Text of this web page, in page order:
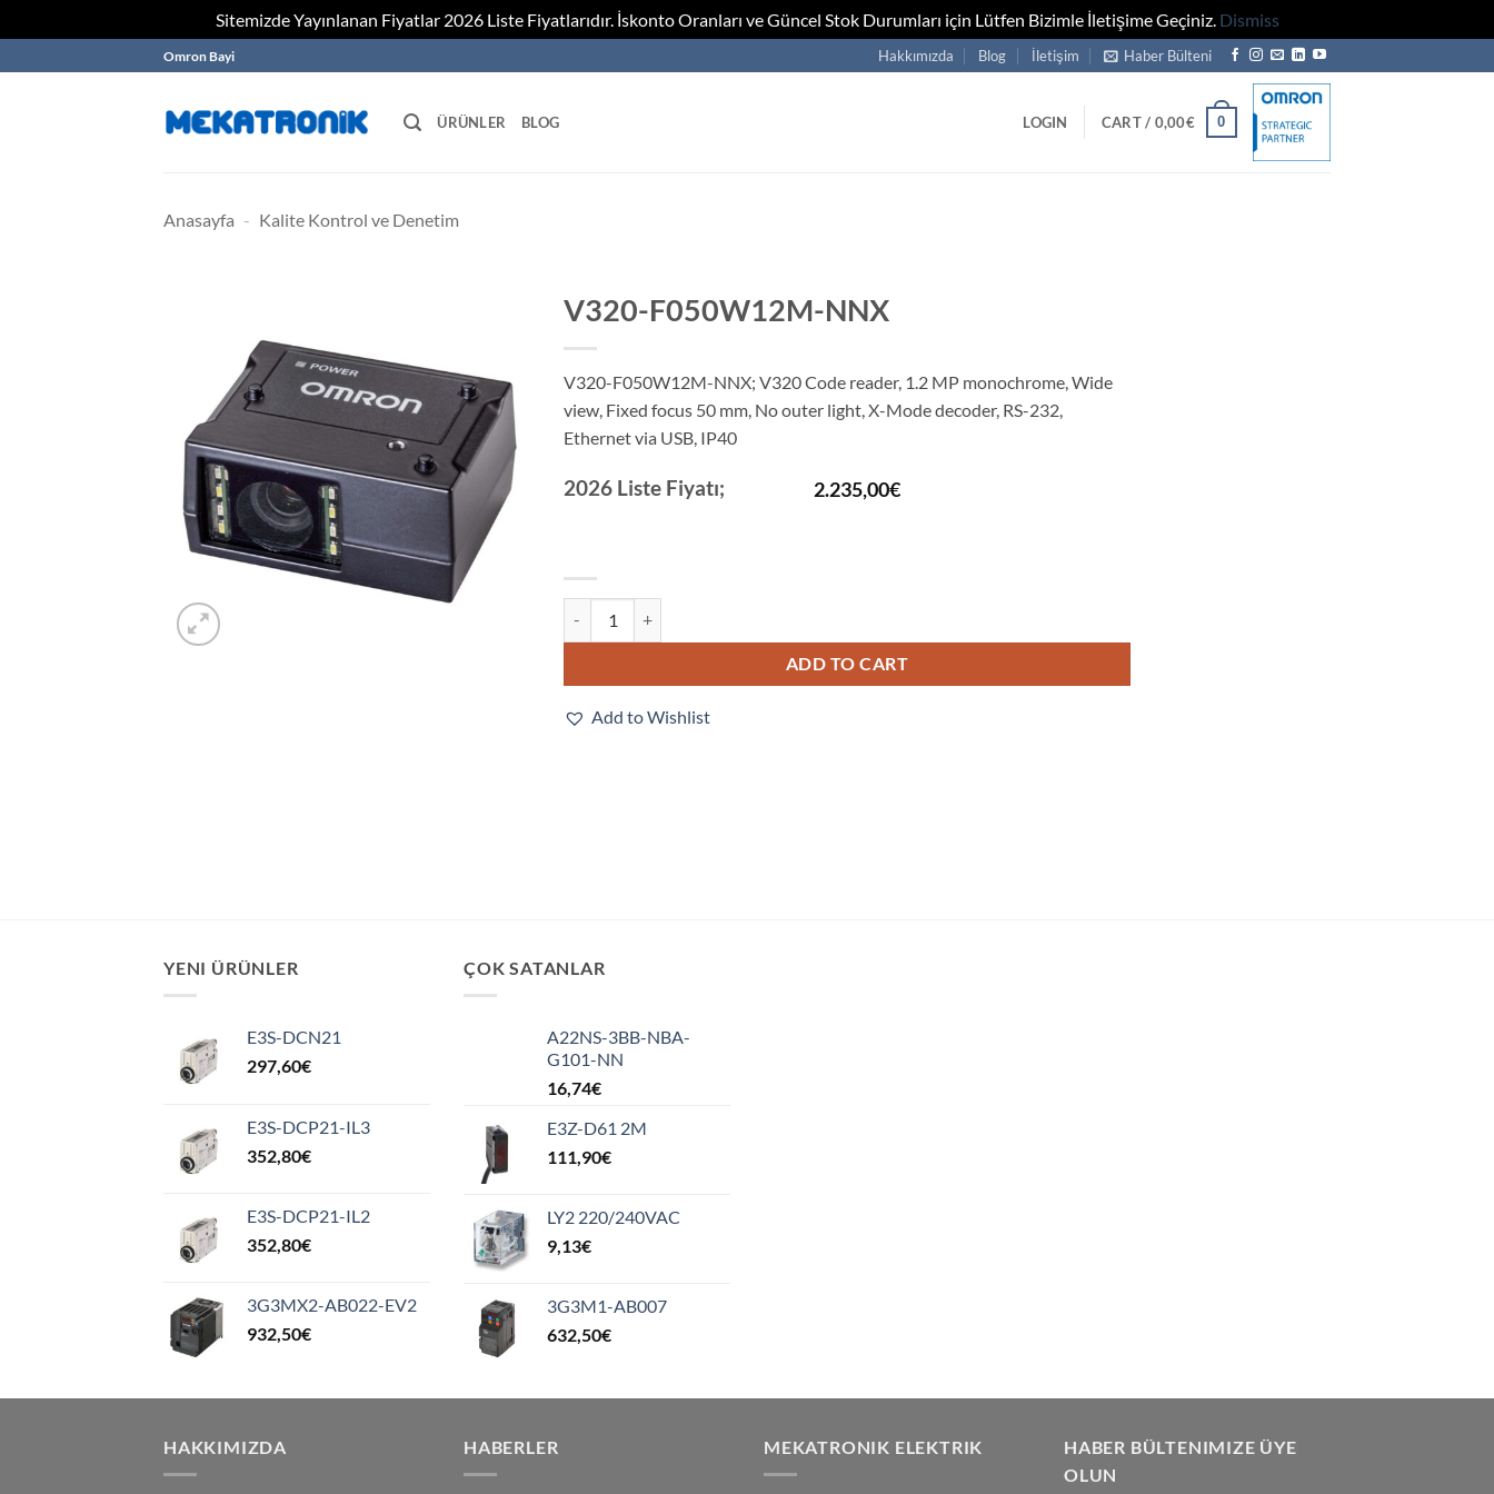
Sitemizde Yayınlanan Fiyatlar 2026 Liste Fiyatlarıdır. İskonto Oranları ve Güncel Stok Durumları için Lütfen Bizimle İletişime Geçiniz. Dismiss
to
Omron Bayi Hakkımızda Blog İletişim Haber Bülteni
ÜRÜNLER BLOG LOGIN CART / 0,00€ 0
Anasayfa - Kalite Kontrol ve Denetim
V320-F050W12M-NNX
V320-F050W12M-NNX; V320 Code reader, 1.2 MP monochrome, Wide
view, Fixed focus 50 mm, No outer light, X-Mode decoder, RS-232,
Ethernet via USB, IP40
2026 Liste Fiyatı; 2.235,00€
ADD TO CART
Add to Wishlist
YENI ÜRÜNLER
E3S-DCN21
297,60€
E3S-DCP21-IL3
352,80€
E3S-DCP21-IL2
352,80€
3G3MX2-AB022-EV2
932,50€
ÇOK SATANLAR
A22NS-3BB-NBA-
G101-NN
16,74€
E3Z-D61 2M
111,90€
LY2 220/240VAC
9,13€
3G3M1-AB007
632,50€
HAKKIMIZDA HABERLER MEKATRONIK ELEKTRIK
HABER BÜLTENIMIZE ÜYE
OLUN